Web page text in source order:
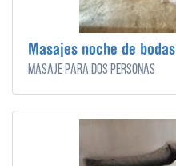
Masajes noche de bodas
Masaje para dos personas